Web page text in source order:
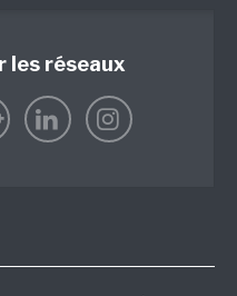
les réseaux